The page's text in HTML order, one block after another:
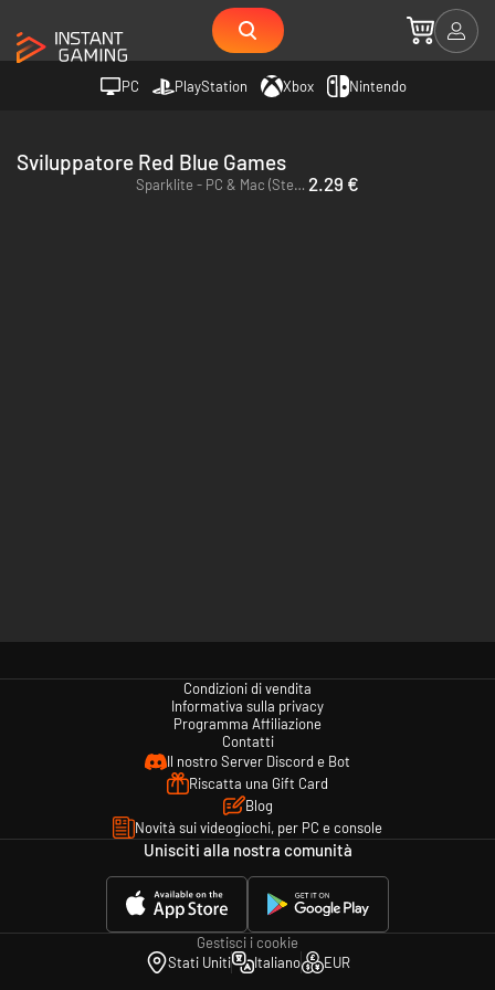
PC PlayStation Xbox Nintendo
Sviluppatore Red Blue Games
Sparklite - PC & Mac (Steam) 2.29 €
Condizioni di vendita
Informativa sulla privacy
Programma Affiliazione
Contatti
Il nostro Server Discord e Bot
Riscatta una Gift Card
Blog
Novità sui videogiochi, per PC e console
Unisciti alla nostra comunità
Gestisci i cookie
Stati Uniti
Italiano EUR